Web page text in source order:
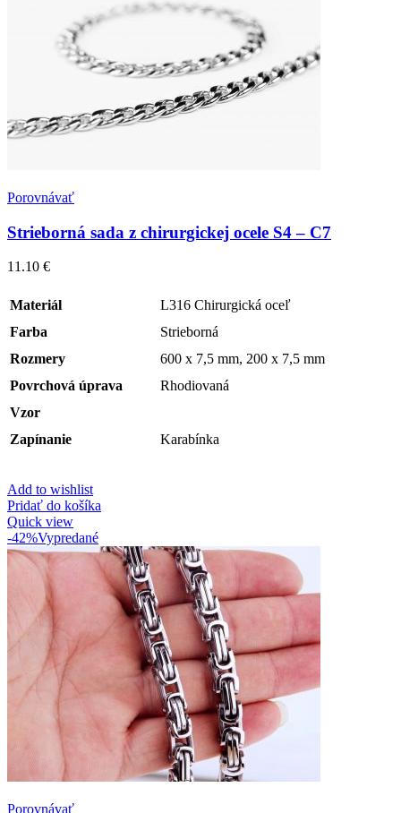
Porovnávať
Strieborná sada z chirurgickej ocele S4 – C7
11.10 €
Materiál
L316 Chirurgická oceľ
Farba
Strieborná
Rozmery
600 x 7,5 mm, 200 x 7,5 mm
Povrchová úprava
Rhodiovaná
Vzor
Zapínanie
Karabínka
Add to wishlist
Pridať do košíka
Quick view
-42%Vypredané
Porovnávať